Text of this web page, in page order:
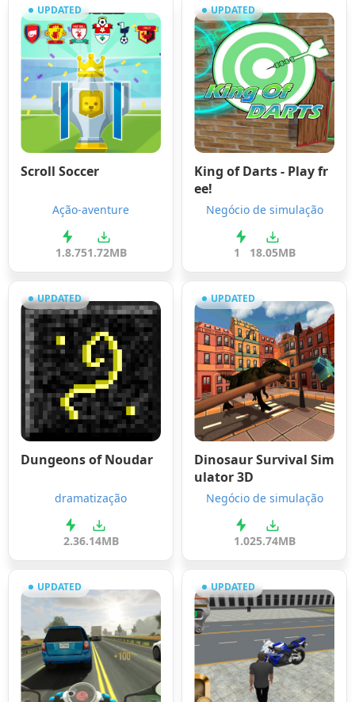
UPDATED
Scroll Soccer
Ação-aventure
1.8.751.72MB
UPDATED
King of Darts - Play fr
ee!
Negócio de simulação
1 18.05MB
UPDATED
Dungeons of Noudar
dramatização
2.36.14MB
UPDATED
Dinosaur Survival Sim
ulator 3D
Negócio de simulação
1.025.74MB
UPDATED UPDATED